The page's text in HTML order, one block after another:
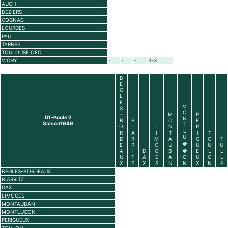
AUCH
BEZIERS
COGNAC
LOURDES
PAU
TARBES
TOULOUSE OEC
VICHY
- - - 3-3
D1-Poule 2
Saison1949
B
E
G
L
E
S
-
B
O
R
D
E
A
U
X
B
I
A
R
R
I
T
Z
D
A
X
L
I
M
O
G
E
S
M
O
N
T
A
U
B
A
N
M
O
N
T
L
U
�
�
O
N
P
E
R
I
G
U
E
U
X
T
O
U
L
O
N
T
U
L
L
E
BEGLES-BORDEAUX
BIARRITZ
DAX
LIMOGES
MONTAUBAN
MONTLUÇON
PERIGUEUX